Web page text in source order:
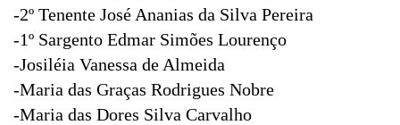
-2º Tenente José Ananias da Silva Pereira
-1º Sargento Edmar Simões Lourenço
-Josiléia Vanessa de Almeida
-Maria das Graças Rodrigues Nobre
-Maria das Dores Silva Carvalho